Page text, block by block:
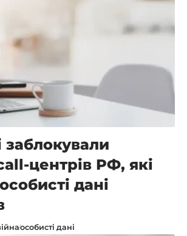
заблокували
центрів РФ, які
дані
особисті дані